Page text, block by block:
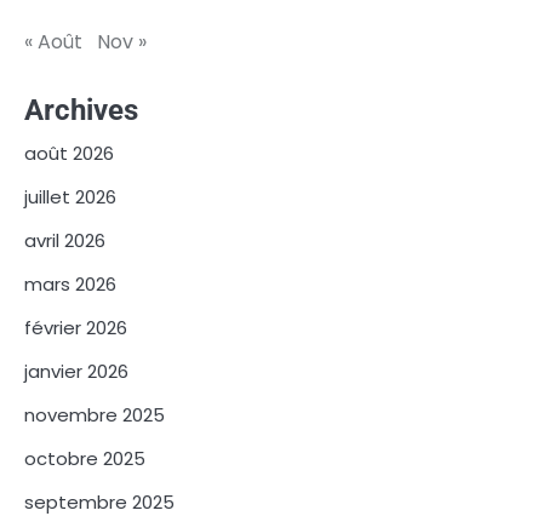
« Août Nov »
Archives
août 2026
juillet 2026
avril 2026
mars 2026
février 2026
janvier 2026
novembre 2025
octobre 2025
septembre 2025